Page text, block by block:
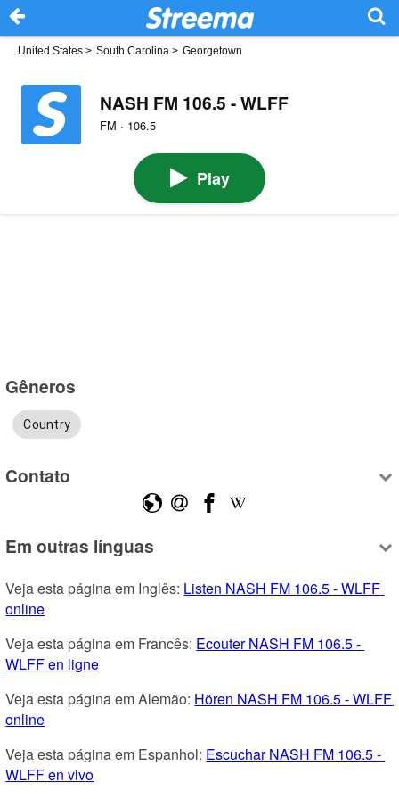
United States > South Carolina > Georgetown
NASH FM 106.5 - WLFF
FM · 106.5
Play
Gêneros
Country
Contato
Em outras línguas
Veja esta página em Inglês: Listen NASH FM 106.5 - WLFF
online
Veja esta página em Francês: Ecouter NASH FM 106.5 -
WLFF en ligne
Veja esta página em Alemão: Hören NASH FM 106.5 - WLFF
online
Veja esta página em Espanhol: Escuchar NASH FM 106.5 -
WLFF en vivo